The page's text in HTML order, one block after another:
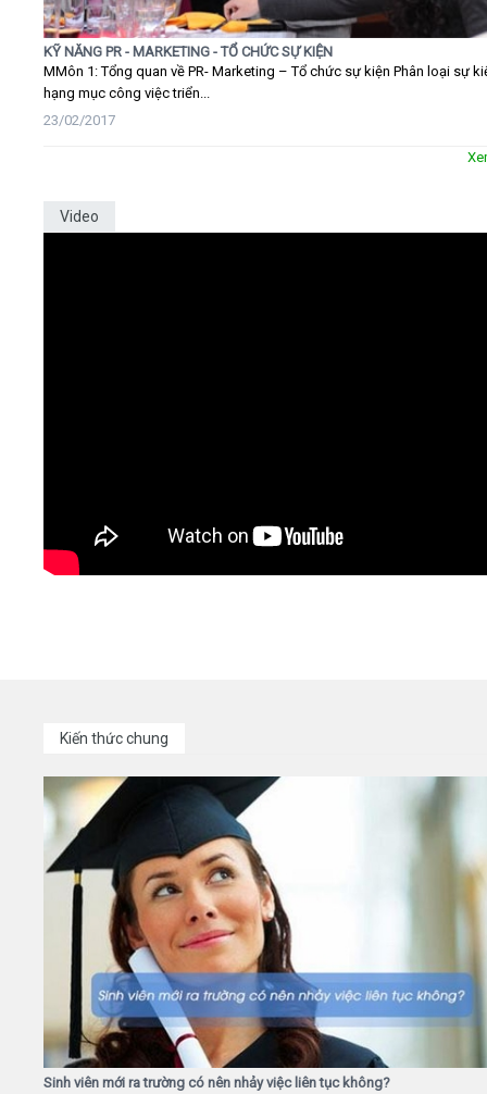
KỸ NĂNG PR - MARKETING - TỔ CHỨC SỰ KIỆN
MMôn 1: Tổng quan về PR- Marketing – Tổ chức sự kiện Phân loại sự
hạng mục công việc triển...
23/02/2017
Video
Kiến thức chung
Sinh viên mới ra trường có nên nhảy việc liên tục không?